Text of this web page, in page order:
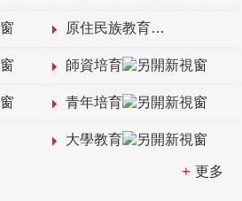
原住民族教育
師資培育
青年培育
大學教育
更多